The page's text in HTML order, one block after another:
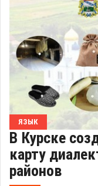
ЯЗЫК
В Курске
карту
районов